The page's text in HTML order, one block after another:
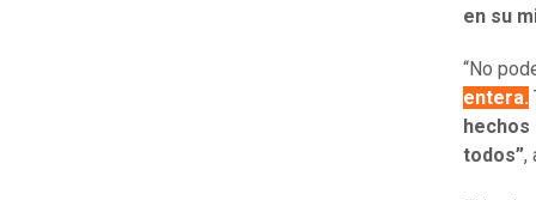
en su
“No
entera.
hechos
todos”,